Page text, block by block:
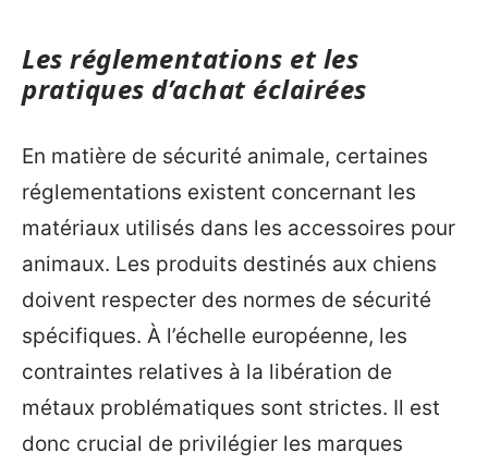
Les réglementations et les
pratiques d’achat éclairées
En matière de sécurité animale, certaines
réglementations existent concernant les
matériaux utilisés dans les accessoires pour
animaux. Les produits destinés aux chiens
doivent respecter des normes de sécurité
spécifiques. À l’échelle européenne, les
contraintes relatives à la libération de
métaux problématiques sont strictes. Il est
donc crucial de privilégier les marques